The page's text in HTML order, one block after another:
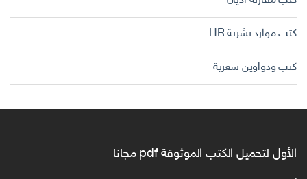
كتب موارد بشرية HR
كتب ودواوين شعرية
الأول لتحميل الكتب الموثوقة pdf مجانا